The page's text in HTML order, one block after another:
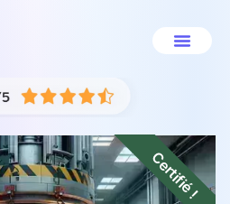
Certifié !